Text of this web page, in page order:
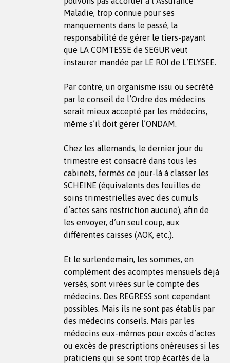
Maladie, trop connue pour ses
manquements dans le passé, la
responsabilité de gérer le tiers-payant
que LA COMTESSE de SEGUR veut
instaurer mandée par LE ROI de L’ELYSEE.
Par contre, un organisme issu ou secrété
par le conseil de l’Ordre des médecins
serait mieux accepté par les médecins,
même s’il doit gérer l’ONDAM.
Chez les allemands, le dernier jour du
trimestre est consacré dans tous les
cabinets, fermés ce jour-là à classer les
SCHEINE (équivalents des feuilles de
soins trimestrielles avec des cumuls
d’actes sans restriction aucune), afin de
les envoyer, d’un seul coup, aux
différentes caisses (AOK, etc.).
Et le surlendemain, les sommes, en
complément des acomptes mensuels déjà
versés, sont virées sur le compte des
médecins. Des REGRESS sont cependant
possibles. Mais ils ne sont pas établis par
des médecins conseils. Mais par les
médecins eux-mêmes pour excès d’actes
ou excès de prescriptions onéreuses si les
praticiens qui se sont trop écartés de la